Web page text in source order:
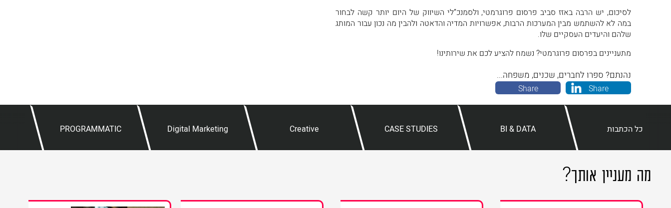
לסיכום, יש הרבה באזז סביב פרסום פרוגרמטי, ולסמנכ”לי השיווק של היום יותר קשה לבחור
במה לא להשתמש מבין המערכות הרבות, אפשרויות המדיה והדאטה ולהבין מה נכון עבור המותג
שלהם והיעדים העסקיים שלו.
מתעניינים בפרסום פרוגרמטי? נשמח להציע לכם את שירותינו!
נהנתם? ספרו לחברים, שכנים, משפחה...
Share
Share
מה מעניין אותך?